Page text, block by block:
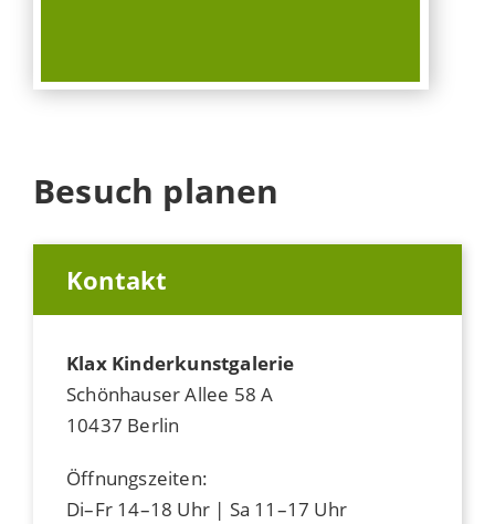
Besuch planen
Kontakt
Klax Kinderkunstgalerie
Schönhauser Allee 58 A
10437 Berlin
Öffnungszeiten:
Di–Fr 14–18 Uhr | Sa 11–17 Uhr